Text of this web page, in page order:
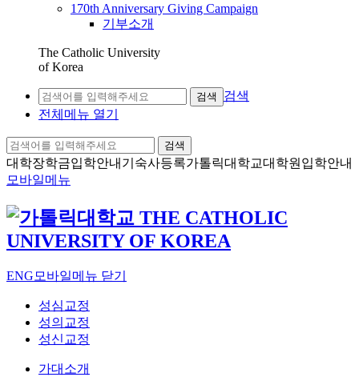
170th Anniversary Giving Campaign
기부소개
The Catholic University
of Korea
검색
검색
전체메뉴 열기
검색
대학장학금입학안내 기숙사등록가톨릭대학교대학원입학안내
모바일메뉴
ENG 모바일메뉴 닫기
성심교정
성의교정
성신교정
가대소개